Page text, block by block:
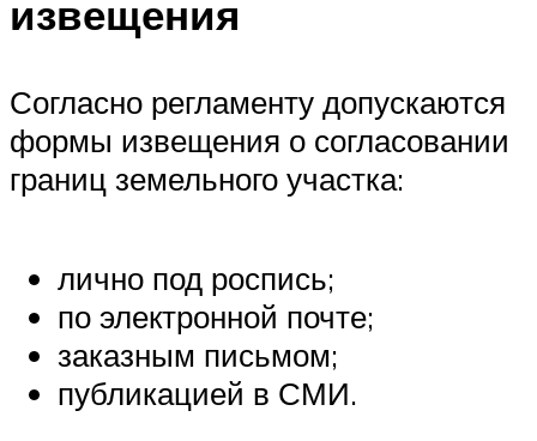
извещения
Согласно регламенту допускаются
формы извещения о согласовании
границ земельного участка:
лично под роспись;
по электронной почте;
заказным письмом;
публикацией в СМИ.